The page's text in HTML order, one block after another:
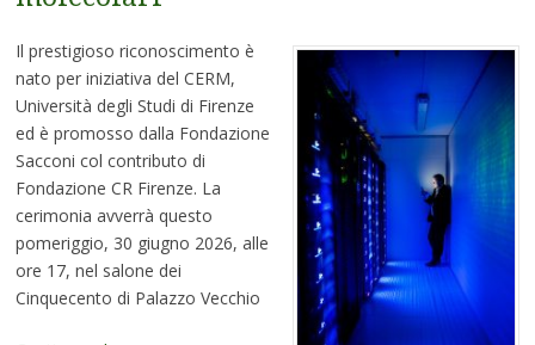
Il prestigioso riconoscimento è
nato per iniziativa del CERM,
Università degli Studi di Firenze
ed è promosso dalla Fondazione
Sacconi col contributo di
Fondazione CR Firenze. La
cerimonia avverrà questo
pomeriggio, 30 giugno 2026, alle
ore 17, nel salone dei
Cinquecento di Palazzo Vecchio